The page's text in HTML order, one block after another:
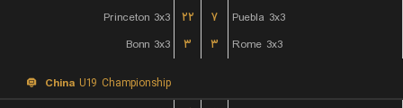
Princeton 3x3
۲۲ ۷
Puebla 3x3
Bonn 3x3
۳ ۳ Rome 3x3
China U19 Championship